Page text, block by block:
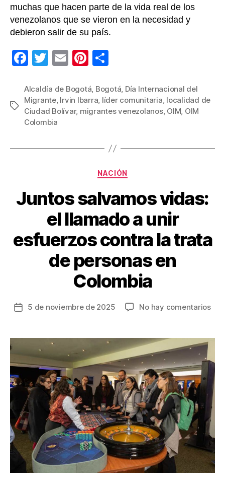
muchas que hacen parte de la vida real de los
venezolanos que se vieron en la necesidad y
debieron salir de su país.
F
c
e
b
o
T
tt
er
E
ail
Pi
er
e
m
p
Etiquetas
Alcaldía de Bogotá, Bogotá, Día Internacional del
Migrante, Irvin Ibarra, líder comunitaria, localidad de
Ciudad Bolívar, migrantes venezolanos, OIM, OIM
Colombia
Categorías
NACIÓN
Juntos salvamos vidas:
el llamado a unir
esfuerzos contra la trata
de personas en
Colombia
Fecha
entrada
5 de noviembre de 2025 No hay comentariosen
a
unir
la
de
en